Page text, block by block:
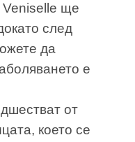
Veniselle ще
след
да
е
от
което се